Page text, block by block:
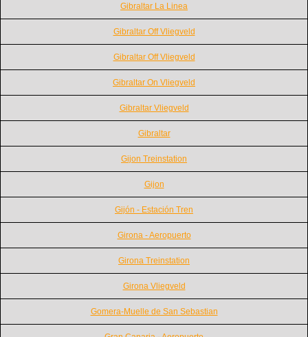
Gibraltar La Linea
Gibraltar Off Vliegveld
Gibraltar Off Vliegveld
Gibraltar On Vliegveld
Gibraltar Vliegveld
Gibraltar
Gijon Treinstation
Gijon
Gijón - Estación Tren
Girona - Aeropuerto
Girona Treinstation
Girona Vliegveld
Gomera-Muelle de San Sebastian